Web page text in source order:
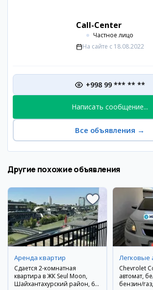
Call-Center
Частное лицо
На сайте с 18.08.2022
+998 99 *** ** **
Написать сообщение...
Все объявления →
Другие похожие объявления
Аренда квартир
Сдается 2-комнатная
квартира в ЖК Seul Moon,
Шайхантахурский район, 60
Легковые
Chevrolet
автомат,
бензин/